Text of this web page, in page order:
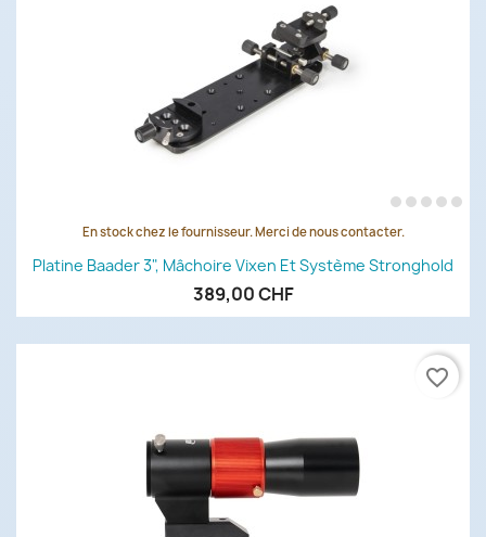
En stock chez le fournisseur. Merci de nous contacter.
Platine Baader 3", Mâchoire Vixen Et Système Stronghold
389,00 CHF
favorite_border